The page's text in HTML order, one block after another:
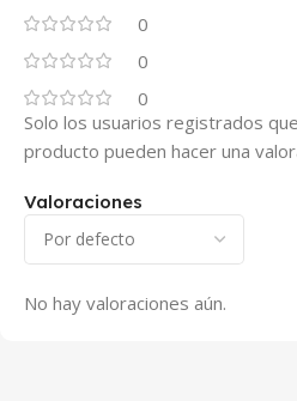
0
0
0
Valoraciones
No hay valoraciones aún.
Solo los usuarios registrados
producto pueden hacer una